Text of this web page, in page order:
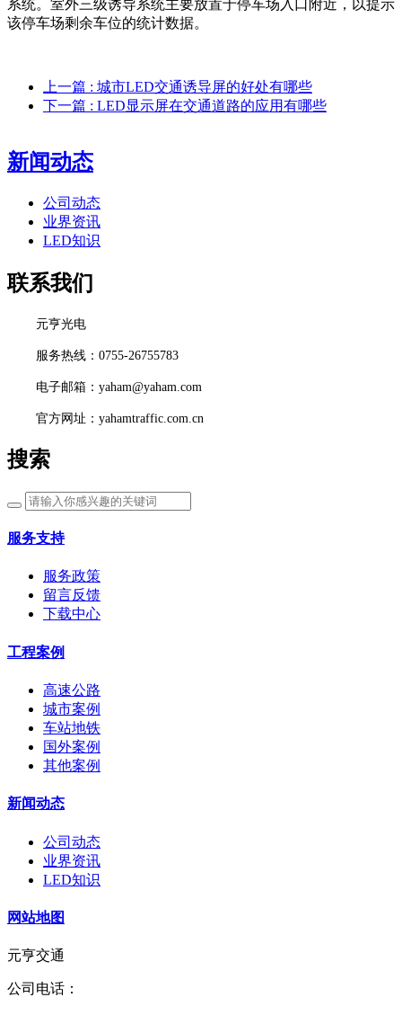
系统。室外三级诱导系统主要放置于停车场入口附近，以提示
该停车场剩余车位的统计数据。
上一篇 : 城市LED交通诱导屏的好处有哪些
下一篇 : LED显示屏在交通道路的应用有哪些
新闻动态
公司动态
业界资讯
LED知识
联系我们
元亨光电
服务热线：0755-26755783
电子邮箱：yaham@yaham.com
官方网址：yahamtraffic.com.cn
搜索
服务支持
服务政策
留言反馈
下载中心
工程案例
高速公路
城市案例
车站地铁
国外案例
其他案例
新闻动态
公司动态
业界资讯
LED知识
网站地图
元亨交通
公司电话：